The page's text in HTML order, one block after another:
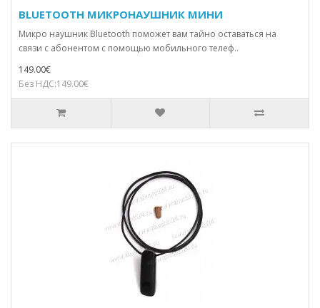
BLUETOOTH МИКРОНАУШНИК МИНИ
Микро наушник Bluetooth поможет вам тайно оставаться на
связи с абонентом с помощью мобильного телеф..
149.00€
Без НДС:149.00€